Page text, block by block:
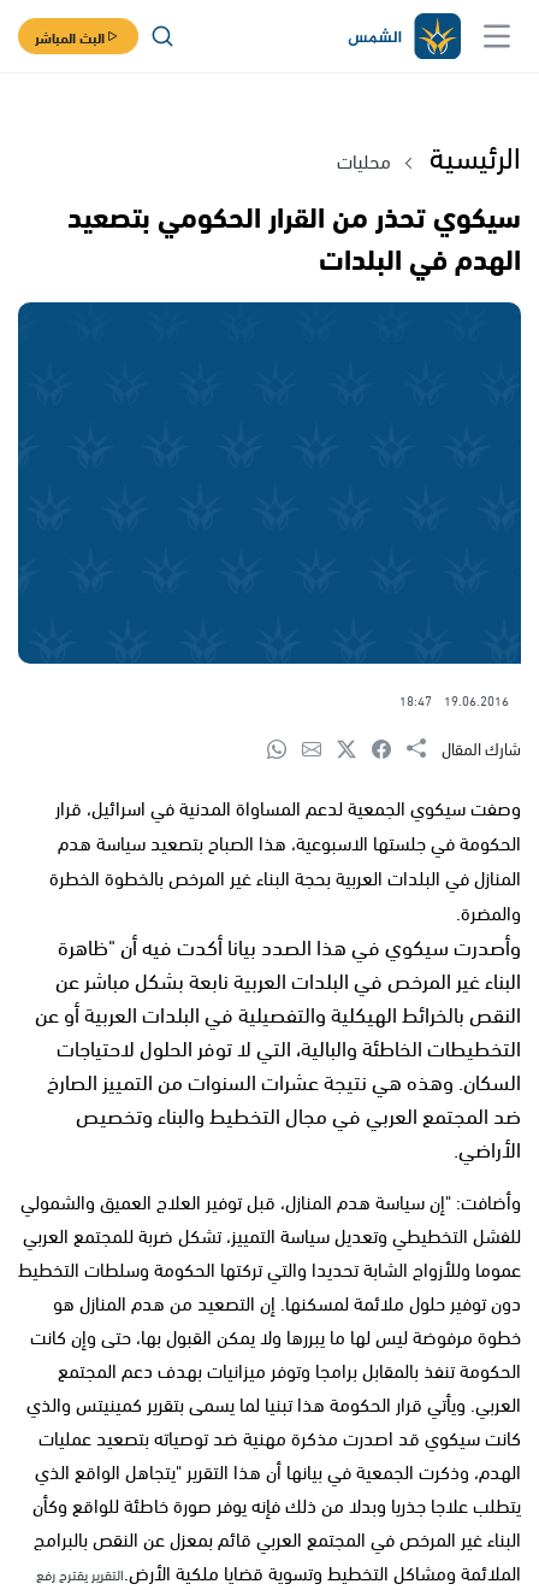
البث المباشر
الرئيسية محليات
سيكوي تحذر من القرار الحكومي بتصعيد
الهدم في البلدات
19.06.2016
18:47
شارك المقال
وصفت سيكوي الجمعية لدعم المساواة المدنية في اسرائيل، قرار
الحكومة في جلستها الاسبوعية، هذا الصباح بتصعيد سياسة هدم
المنازل في البلدات العربية بحجة البناء غير المرخص بالخطوة الخطرة
والمضرة.
وأصدرت سيكوي في هذا الصدد بيانا أكدت فيه أن "ظاهرة
البناء غير المرخص في البلدات العربية نابعة بشكل مباشر عن
النقص بالخرائط الهيكلية والتفصيلية في البلدات العربية أو عن
التخطيطات الخاطئة والبالية، التي لا توفر الحلول لاحتياجات
السكان. وهذه هي نتيجة عشرات السنوات من التمييز الصارخ
ضد المجتمع العربي في مجال التخطيط والبناء وتخصيص
الأراضي.
وأضافت: "إن سياسة هدم المنازل، قبل توفير العلاج العميق والشمولي
للفشل التخطيطي وتعديل سياسة التمييز، تشكل ضربة للمجتمع العربي
عموما وللأزواج الشابة تحديدا والتي تركتها الحكومة وسلطات التخطيط
دون توفير حلول ملائمة لمسكنها. إن التصعيد من هدم المنازل هو
خطوة مرفوضة ليس لها ما يبررها ولا يمكن القبول بها، حتى وإن كانت
الحكومة تنفذ بالمقابل برامجا وتوفر ميزانيات بهدف دعم المجتمع
العربي. ويأتي قرار الحكومة هذا تبنيا لما يسمى بتقرير كمينيتس والذي
كانت سيكوي قد اصدرت مذكرة مهنية ضد توصياته بتصعيد عمليات
الهدم، وذكرت الجمعية في بيانها أن هذا التقرير "يتجاهل الواقع الذي
يتطلب علاجا جذريا وبدلا من ذلك فإنه يوفر صورة خاطئة للواقع وكأن
البناء غير المرخص في المجتمع العربي قائم بمعزل عن النقص بالبرامج
الملائمة ومشاكل التخطيط وتسوية قضايا ملكية الأرض.التقرير يقترح رفع